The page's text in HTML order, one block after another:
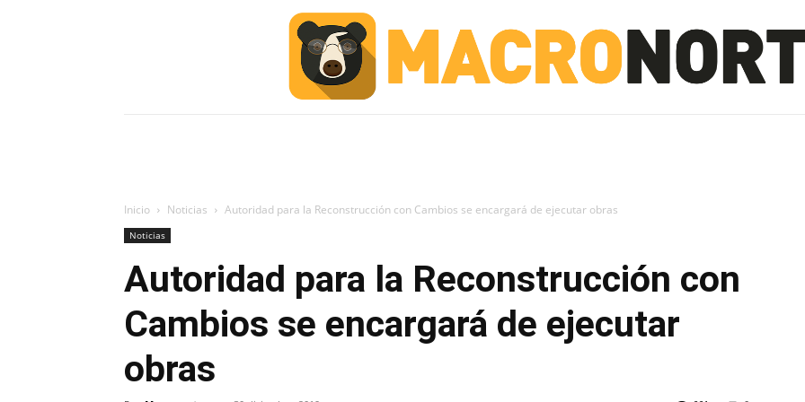
Inicio Noticias Autoridad para la Reconstrucción con Cambios se encargará de ejecutar obras
Noticias
Autoridad para la Reconstrucción con
Cambios se encargará de ejecutar
obras